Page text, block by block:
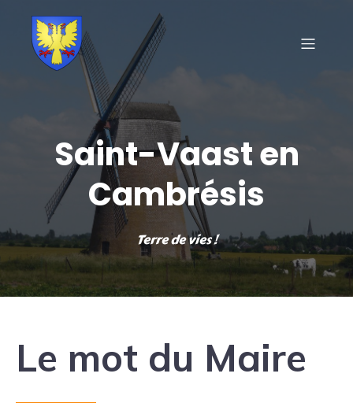
Saint-Vaast en
Cambrésis
Terre de vies !
Le mot du Maire